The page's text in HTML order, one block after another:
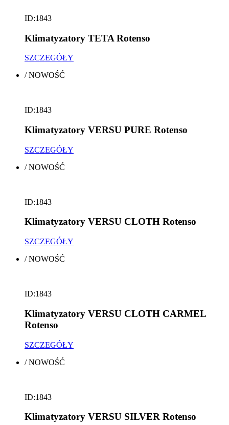
ID:1843
Klimatyzatory TETA Rotenso
SZCZEGÓŁY
/NOWOŚĆ
ID:1843
Klimatyzatory VERSU PURE Rotenso
SZCZEGÓŁY
/NOWOŚĆ
ID:1843
Klimatyzatory VERSU CLOTH Rotenso
SZCZEGÓŁY
/NOWOŚĆ
ID:1843
Klimatyzatory VERSU CLOTH CARMEL
Rotenso
SZCZEGÓŁY
/NOWOŚĆ
ID:1843
Klimatyzatory VERSU SILVER Rotenso